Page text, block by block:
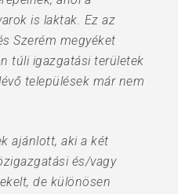
is laktak. Ez az
Szerém megyéket
túli igazgatási területek
települések már nem
ajánlott, aki a két
és/vagy
de különösen